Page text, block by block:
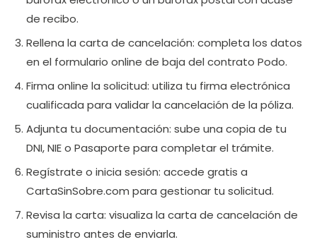
de recibo.
Rellena la carta de cancelación: completa los datos
en el formulario online de baja del contrato Podo.
Firma online la solicitud: utiliza tu firma electrónica
cualificada para validar la cancelación de la póliza.
Adjunta tu documentación: sube una copia de tu
DNI, NIE o Pasaporte para completar el trámite.
Regístrate o inicia sesión: accede gratis a
CartaSinSobre.com para gestionar tu solicitud.
Revisa la carta: visualiza la carta de cancelación de
suministro antes de enviarla.